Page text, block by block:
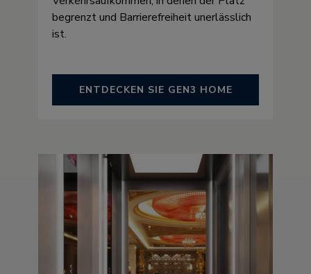
begrenzt und Barrierefreiheit unerlässlich
ist.
ENTDECKEN SIE GEN3 HOME